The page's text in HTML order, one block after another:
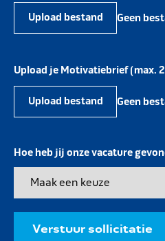
Upload bestand Geen
Upload je Motivatiebrief (max.
Upload bestand Geen
Hoe heb jij onze vacature
Verstuur sollicitatie